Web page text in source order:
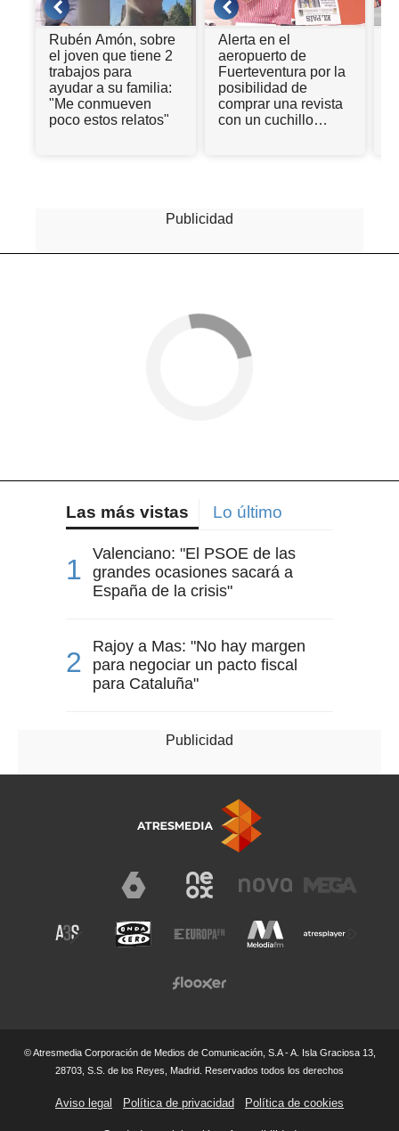
Rubén Amón, sobre
el joven que tiene 2
trabajos para
ayudar a su familia:
"Me conmueven
poco estos relatos"
Alerta en el
aeropuerto de
Fuerteventura por la
posibilidad de
comprar una revista
con un cuchillo
Las más vistas Lo último
Valenciano: "El PSOE de las
grandes ocasiones sacará a
España de la crisis"
Rajoy a Mas: "No hay margen
para negociar un pacto fiscal
para Cataluña"
© Atresmedia Corporación de Medios de Comunicación, S.A - A. Isla Graciosa 13,
28703, S.S. de los Reyes, Madrid. Reservados todos los derechos
Aviso legal Política de privacidad Política de cookies